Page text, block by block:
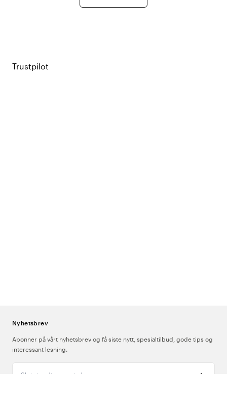
Trustpilot
Nyhetsbrev
Abonner på vårt nyhetsbrev og få siste nytt, spesialtilbud, gode tips og
interessant lesning.